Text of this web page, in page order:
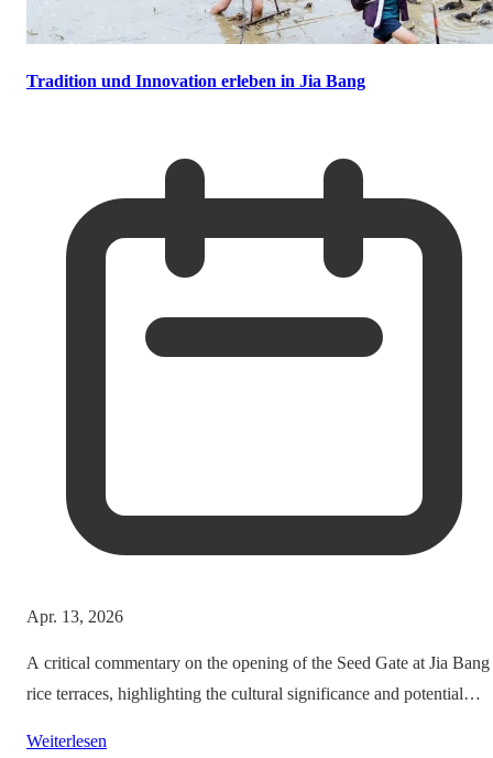
Tradition und Innovation erleben in Jia Bang
Apr. 13, 2026
A critical commentary on the opening of the Seed Gate at Jia Bang
rice terraces, highlighting the cultural significance and potential
Weiterlesen